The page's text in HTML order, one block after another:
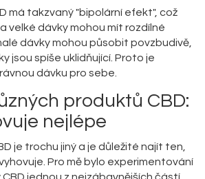
má takzvaný "bipolární efekt", což
velké dávky mohou mít rozdílné
dávky mohou působit povzbudivě,
jsou spíše uklidňující. Proto je
dávku pro sebe.
produktů CBD:
nejlépe
je trochu jiný a je důležité najít ten,
Pro mě bylo experimentování